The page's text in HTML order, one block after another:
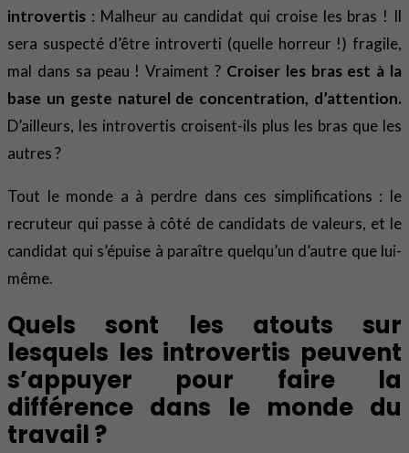
introvertis : Malheur au candidat qui croise les bras ! Il
sera suspecté d’être introverti (quelle horreur !) fragile,
mal dans sa peau ! Vraiment ? Croiser les bras est à la
base un geste naturel de concentration, d’attention.
D’ailleurs, les introvertis croisent-ils plus les bras que les
autres ?
Tout le monde a à perdre dans ces simplifications : le
recruteur qui passe à côté de candidats de valeurs, et le
candidat qui s’épuise à paraître quelqu’un d’autre que lui-
même.
Quels sont les atouts sur
lesquels les introvertis peuvent
s’appuyer pour faire la
différence dans le monde du
travail ?